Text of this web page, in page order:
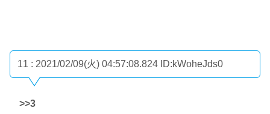
11 : 2021/02/09(火) 04:57:08.824 ID:kWoheJds0
>>3